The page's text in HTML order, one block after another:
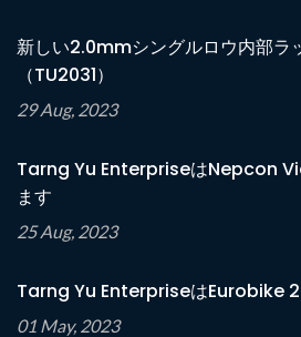
新しい2.0mmシングルロウ内部ラ
（TU2031）
29 Aug, 2023
Tarng Yu EnterpriseはNepcon
ます
25 Aug, 2023
Tarng Yu EnterpriseはEurobike
01 May, 2023